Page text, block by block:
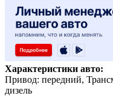
Характеристики авто:
Привод: передний,
дизель